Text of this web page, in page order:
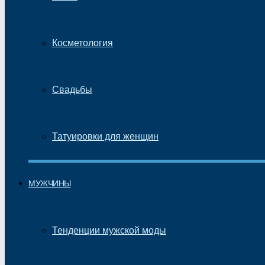
Косметология
Свадьбы
Татуировки для женщин
МУЖЧИНЫ
Тенденции мужской моды